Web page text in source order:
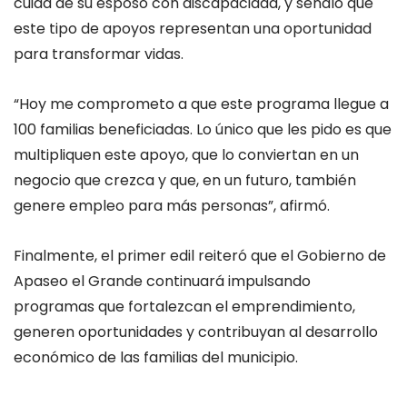
este tipo de apoyos representan una oportunidad
para transformar vidas.
“Hoy me comprometo a que este programa llegue a
100 familias beneficiadas. Lo único que les pido es que
multipliquen este apoyo, que lo conviertan en un
negocio que crezca y que, en un futuro, también
genere empleo para más personas”, afirmó.
Finalmente, el primer edil reiteró que el Gobierno de
Apaseo el Grande continuará impulsando
programas que fortalezcan el emprendimiento,
generen oportunidades y contribuyan al desarrollo
económico de las familias del municipio.